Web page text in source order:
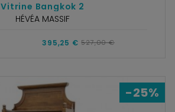
Vitrine Bangkok 2
HÉVÉA MASSIF
395,25 € 527,00 €
-25%